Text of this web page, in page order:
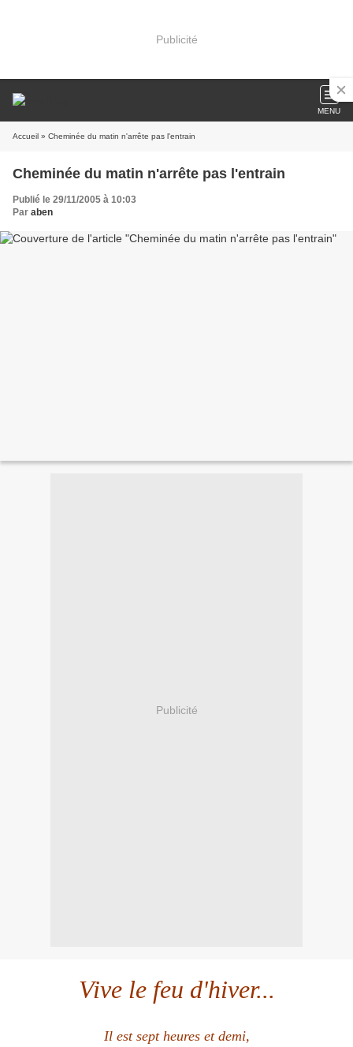
Publicité
MENU
Accueil » Cheminée du matin n'arrête pas l'entrain
Cheminée du matin n'arrête pas l'entrain
Publié le 29/11/2005 à 10:03
Par aben
Publicité
Vive le feu d'hiver...
Il est sept heures et demi,